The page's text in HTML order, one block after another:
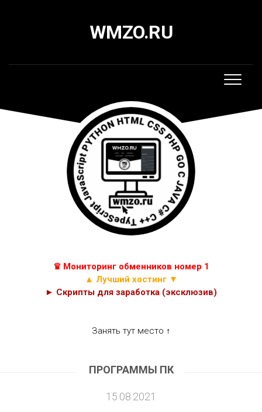
WMZO.RU
♛ Мониторинг обменников номер 1
▲ Лучший хостинг ▼
► Скрипты для заработка (эксклюзив)
Занять тут место ↑
ПРОГРАММЫ ПК
15.08.2021